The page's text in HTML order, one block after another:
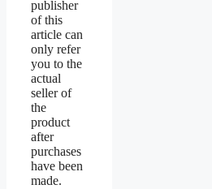
publisher
of this
article can
only refer
you to the
actual
seller of
the
product
after
purchases
have been
made.